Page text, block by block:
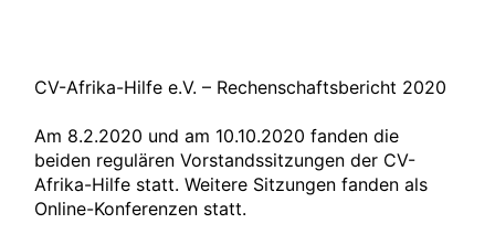
CV-Afrika-Hilfe e.V. – Rechenschaftsbericht 2020
Am 8.2.2020 und am 10.10.2020 fanden die
beiden regulären Vorstandssitzungen der CV-
Afrika-Hilfe statt. Weitere Sitzungen fanden als
Online-Konferenzen statt.